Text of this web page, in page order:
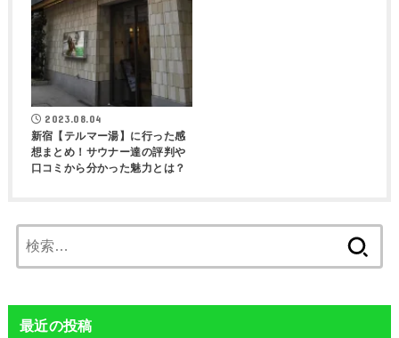
2023.08.04
新宿【テルマー湯】に行った感
想まとめ！サウナー達の評判や
口コミから分かった魅力とは？
索:
最近の投稿